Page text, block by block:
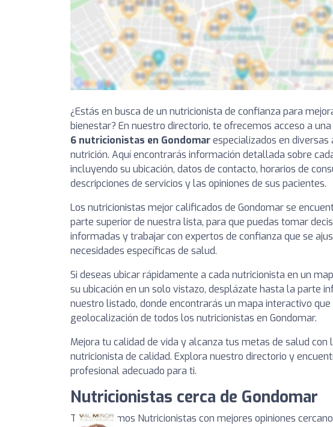
¿Estás en busca de un nutricionista de confianza para
bienestar? En nuestro directorio, te ofrecemos acceso a
6 nutricionistas en Gondomarespecializados en diversas
nutrición. Aquí encontrarás información detallada sobre
incluyendo su ubicación, datos de contacto, horarios de
descripciones de servicios y las opiniones de sus pacientes.
Los nutricionistas mejor calificados de Gondomar se
parte superior de nuestra lista, para que puedas tomar
informadas y trabajar con expertos de confianza que se
necesidades específicas de salud.
Si deseas ubicar rápidamente a cada nutricionista en un
su ubicación en un solo vistazo, desplázate hasta la parte
nuestro listado, donde encontrarás un mapa interactivo
geolocalización de todos los nutricionistas en Gondomar.
Mejora tu calidad de vida y alcanza tus metas de salud con
nutricionista de calidad. Explora nuestro directorio y
profesional adecuado para ti.
Nutricionistas cerca de Gondomar
Te mostramos Nutricionistas con mejores opiniones